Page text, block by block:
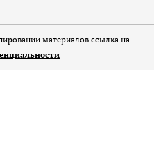
материалов ссылка на